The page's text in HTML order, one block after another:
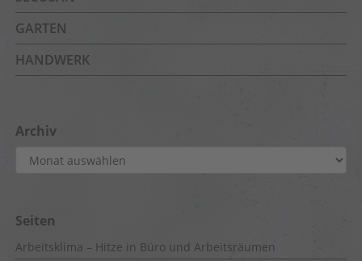
GARTEN
HANDWERK
Archiv
Archiv
Seiten
Arbeitsklima – Hitze in Büro und Arbeitsräumen